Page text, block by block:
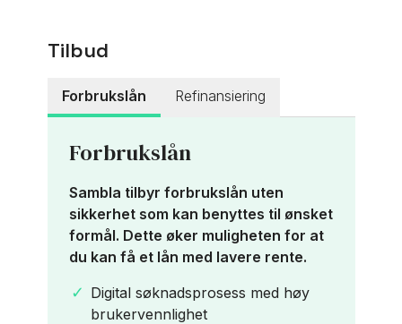
Tilbud
Forbrukslån Refinansiering
Forbrukslån
Sambla tilbyr forbrukslån uten
sikkerhet som kan benyttes til ønsket
formål. Dette øker muligheten for at
du kan få et lån med lavere rente.
Digital søknadsprosess med høy
brukervennlighet
Hjelper deg å samle smålån til et
større lån opptil 600 000 kr
★
★
3,9